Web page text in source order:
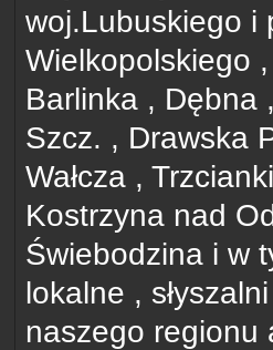
woj.Lubuskiego i
Wielkopolskiego
Barlinka , Dębna
Szcz. , Drawska
Wałcza ,
Kostrzyna nad
Świebodzina i w
lokalne ,
naszego regionu